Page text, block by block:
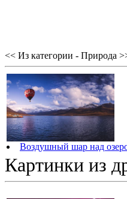
<< Из категории - Природа
Воздушный шар над
Картинки из